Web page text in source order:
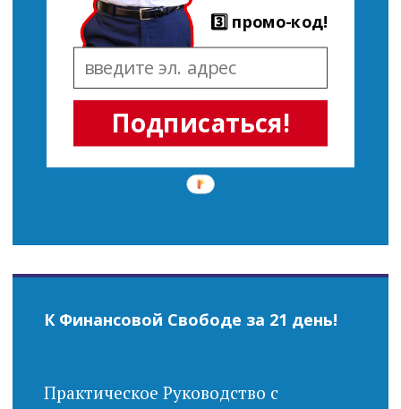
Подписаться!
3️⃣ промо-код!
К Финансовой Свободе за 21 день!
Практическое Руководство с